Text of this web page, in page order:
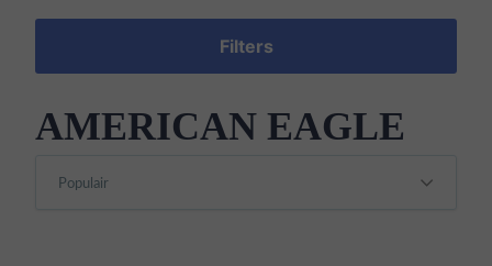
Filters
AMERICAN EAGLE